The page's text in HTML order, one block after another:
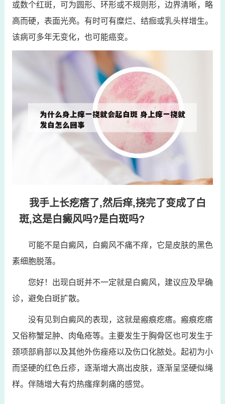
或数个红斑，可为圆形、环形或不规则形，边界清晰，略
高而硬，表面光亮。有时可有糜烂、结痂或乳头样增生。
该病可多年无变化，也可能癌变。
我手上长疙瘩了,然后痒,挠完了变成了白
斑,这是白癜风吗?是白斑吗?
可能不是白癜风，白癜风不痛不痒，它是皮肤的黑色
素细胞脱落。
您好！出现白斑并不一定就是白癜风，建议应及早确
诊，避免白斑扩散。
没有见到白癜风的表现，这就是瘢痕疙瘩。瘢痕疙瘩
又俗称蟹足肿、肉龟疮等。主要发生于胸骨区也可发生于
颈项部肩部以及其他外伤痤疮以及伤口化脓处。起初为小
而坚硬的红色丘疹，逐渐增大高出皮肤，逐渐呈坚硬似绳
样。伴随增大有灼热瘙痒刺痛的感觉。